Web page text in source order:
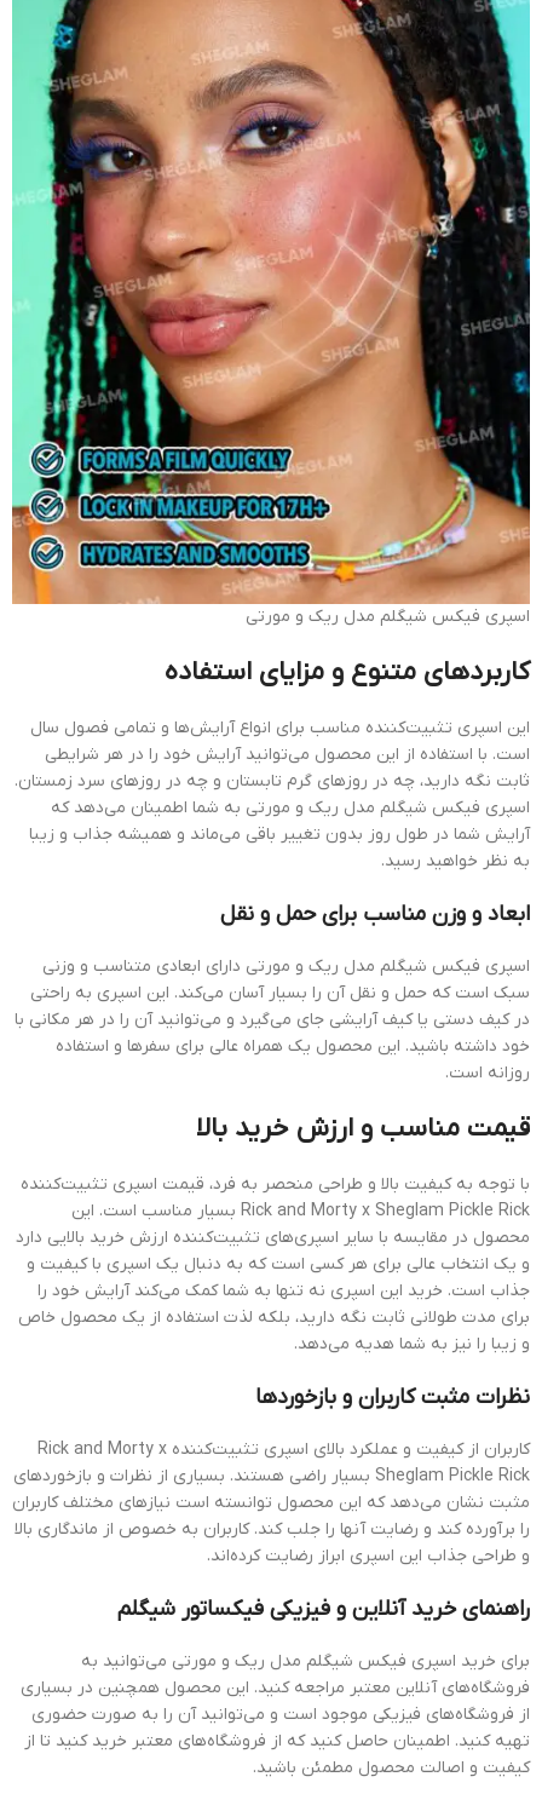
اسپری فیکس شیگلم مدل ریک و مورتی
کاربردهای متنوع و مزایای استفاده
این اسپری تثبیت‌کننده مناسب برای انواع آرایش‌ها و تمامی فصول سال
است. با استفاده از این محصول می‌توانید آرایش خود را در هر شرایطی
ثابت نگه دارید، چه در روزهای گرم تابستان و چه در روزهای سرد زمستان.
اسپری فیکس شیگلم مدل ریک و مورتی به شما اطمینان می‌دهد که
آرایش شما در طول روز بدون تغییر باقی می‌ماند و همیشه جذاب و زیبا
به نظر خواهید رسید.
ابعاد و وزن مناسب برای حمل و نقل
اسپری فیکس شیگلم مدل ریک و مورتی دارای ابعادی متناسب و وزنی
سبک است که حمل و نقل آن را بسیار آسان می‌کند. این اسپری به راحتی
در کیف دستی یا کیف آرایشی جای می‌گیرد و می‌توانید آن را در هر مکانی با
خود داشته باشید. این محصول یک همراه عالی برای سفرها و استفاده
روزانه است.
قیمت مناسب و ارزش خرید بالا
با توجه به کیفیت بالا و طراحی منحصر به فرد، قیمت اسپری تثبیت‌کننده
Rick and Morty x Sheglam Pickle Rick بسیار مناسب است. این
محصول در مقایسه با سایر اسپری‌های تثبیت‌کننده ارزش خرید بالایی دارد
و یک انتخاب عالی برای هر کسی است که به دنبال یک اسپری با کیفیت و
جذاب است. خرید این اسپری نه تنها به شما کمک می‌کند آرایش خود را
برای مدت طولانی ثابت نگه دارید، بلکه لذت استفاده از یک محصول خاص
و زیبا را نیز به شما هدیه می‌دهد.
نظرات مثبت کاربران و بازخوردها
کاربران از کیفیت و عملکرد بالای اسپری تثبیت‌کننده Rick and Morty x
Sheglam Pickle Rick بسیار راضی هستند. بسیاری از نظرات و بازخوردهای
مثبت نشان می‌دهد که این محصول توانسته است نیازهای مختلف کاربران
را برآورده کند و رضایت آنها را جلب کند. کاربران به خصوص از ماندگاری بالا
و طراحی جذاب این اسپری ابراز رضایت کرده‌اند.
راهنمای خرید آنلاین و فیزیکی فیکساتور شیگلم
برای خرید اسپری فیکس شیگلم مدل ریک و مورتی می‌توانید به
فروشگاه‌های آنلاین معتبر مراجعه کنید. این محصول همچنین در بسیاری
از فروشگاه‌های فیزیکی موجود است و می‌توانید آن را به صورت حضوری
تهیه کنید. اطمینان حاصل کنید که از فروشگاه‌های معتبر خرید کنید تا از
کیفیت و اصالت محصول مطمئن باشید.